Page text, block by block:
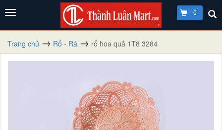
0
Trang chủ Rổ - Rá rổ hoa quả 1T8 3284